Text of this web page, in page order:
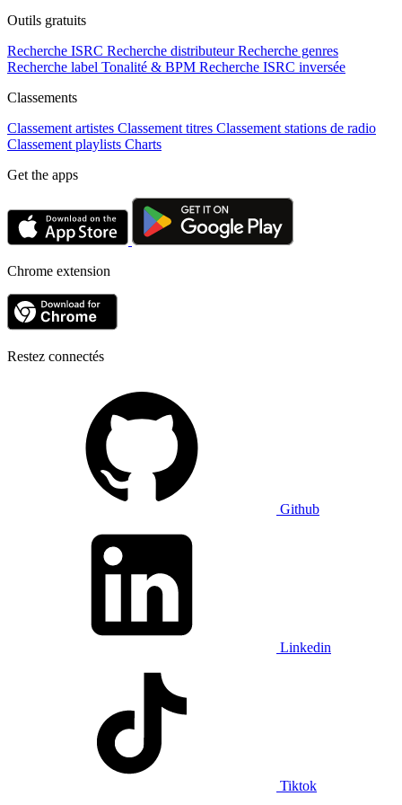
Outils gratuits
Recherche ISRC Recherche distributeur Recherche genres
Recherche label Tonalité & BPM Recherche ISRC inversée
Classements
Classement artistes Classement titres Classement stations de radio
Classement playlists Charts
Get the apps
Chrome extension
Restez connectés
Github
Linkedin
Tiktok